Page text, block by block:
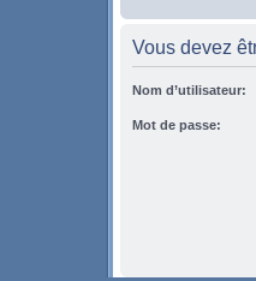
Vous devez
Nom d’utilisateur:
Mot de passe: